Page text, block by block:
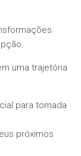
uma trajetória
para tomada
próximos